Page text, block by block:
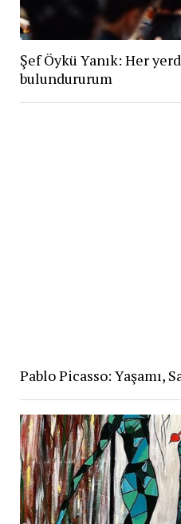
Şef Öykü Yanık: Her
bulundururum
Pablo Picasso: Yaşamı,